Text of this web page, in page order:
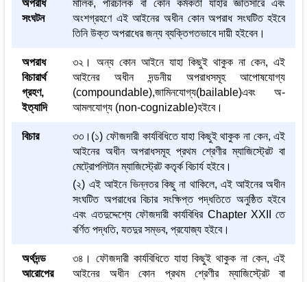
অপরাধ
সংঘটন
মালিক, পরিচালক বা কোন কর্মকর্তা যাহার জ্ঞাতসারে এবং
অংশগ্রহণে এই আইনের অধীন কোন অপরাধ সংঘটিত হইবে
তিনি উক্ত অপরাধের জন্য ব্যক্তিগতভাবে দায়ী হইবেন।
অপরাধ
বিচারার্থ
গ্রহণ,
ইত্যাদি
৩২। অন্য কোন আইনে যাহা কিছুই থাকুক না কেন, এই
আইনের অধীন দন্ডনীয় অপরাধসমূহ আপোষযোগ্য
(compoundable),জামিনযোগ্য(bailable)এবং অ-
আমলযোগ্য (non-cognizable)হইবে।
বিচার
৩৩।(১) ফৌজদারী কার্যবিধিতে যাহা কিছুই থাকুক না কেন, এই
আইনের অধীন অপরাধসমূহ প্রথম শ্রেণীর ম্যাজিস্ট্রেট বা
মেট্রোপলিটান ম্যাজিস্ট্রেট কতৃর্ক বিচার্য হইবে।
(২) এই আইনে ভিন্নতর কিছু না থাকিলে, এই আইনের অধীন
সংঘটিত অপরাধের বিচার সংক্ষিপ্ত পদ্ধতিতে অনুষ্ঠিত হইবে
এবং এতদুদ্দেশ্যে ফৌজদারী কার্যবিধির Chapter XXII তে
বর্ণিত পদ্ধতি, যতদুর সম্ভব, প্রযোজ্য হইবে।
অর্থদন্ড
আরোপের
৩৪। ফৌজদারী কার্যবিধিতে যাহা কিছুই থাকুক না কেন, এই
আইনের অধীন কোন প্রথম শ্রেণীর ম্যাজিস্ট্রেট বা